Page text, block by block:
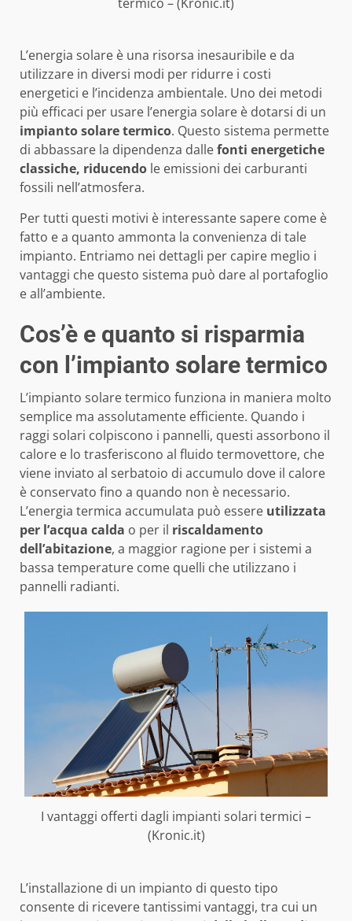
L’energia solare è una risorsa inesauribile e da
utilizzare in diversi modi per ridurre i costi
energetici e l’incidenza ambientale. Uno dei metodi
più efficaci per usare l’energia solare è dotarsi di un
impianto solare termico. Questo sistema permette
di abbassare la dipendenza dallefonti energetiche
classiche, riducendo le emissioni dei carburanti
fossili nell’atmosfera.
Per tutti questi motivi è interessante sapere come è
fatto e a quanto ammonta la convenienza di tale
impianto. Entriamo nei dettagli per capire meglio i
vantaggi che questo sistema può dare al portafoglio
e all’ambiente.
Cos’è e quanto si risparmia
con l’impianto solare termico
L’impianto solare termico funziona in maniera molto
semplice ma assolutamente efficiente. Quando i
raggi solari colpiscono i pannelli, questi assorbono il
calore e lo trasferiscono al fluido termovettore, che
viene inviato al serbatoio di accumulo dove il calore
è conservato fino a quando non è necessario.
L’energia termica accumulata può essere utilizzata
per l’acqua calda o per il riscaldamento
dell’abitazione, a maggior ragione per i sistemi a
bassa temperature come quelli che utilizzano i
pannelli radianti.
I vantaggi offerti dagli impianti solari termici –
(Kronic.it)
L’installazione di un impianto di questo tipo
consente di ricevere tantissimi vantaggi, tra cui un